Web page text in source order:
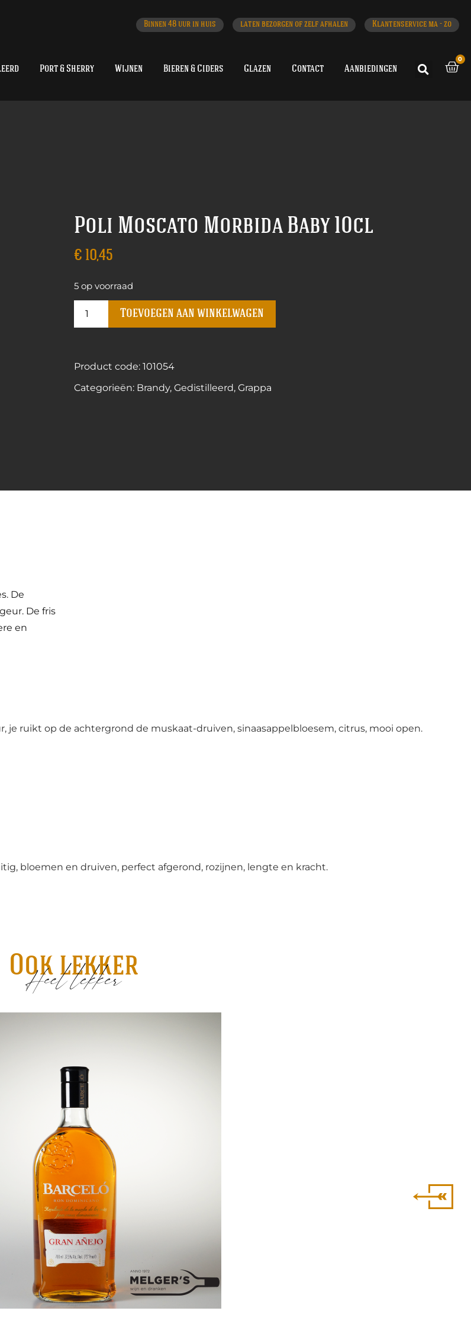
Binnen 48 uur in huis laten bezorgen of zelf afhalen Klantenservice ma - zo
Port & Sherry Wijnen Bieren & Ciders Glazen Contact Aanbiedingen
0
Poli Moscato Morbida Baby 10cl
€ 10,45
5 op voorraad
Toevoegen aan winkelwagen
Product code: 101054
Categorieën: Brandy,Gedistilleerd,Grappa
De
De fris
en
je ruikt op de achtergrond de muskaat-druiven, sinaasappelbloesem, citrus, mooi open.
bloemen en druiven, perfect afgerond, rozijnen, lengte en kracht.
Ook lekker
Heel lekker